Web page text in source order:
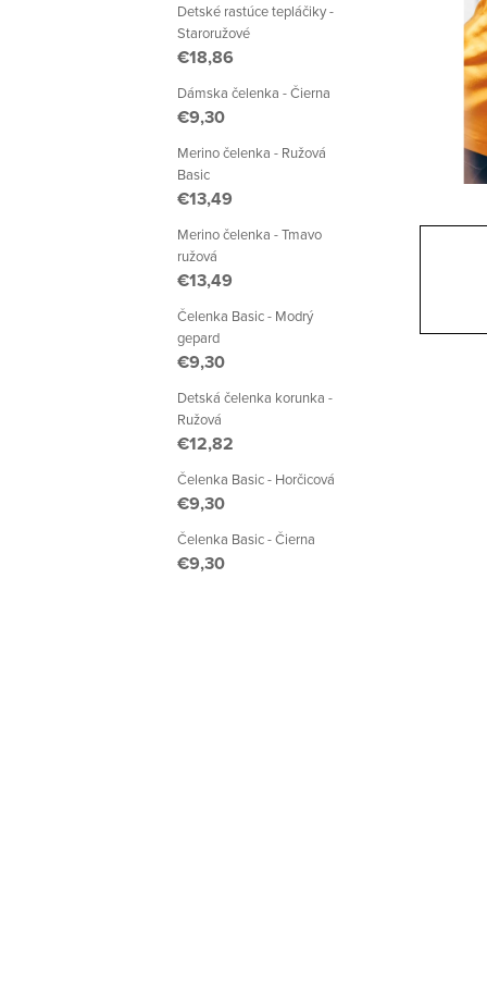
Detské rastúce tepláčiky -
Staroružové
€18,86
Dámska čelenka - Čierna
€9,30
Merino čelenka - Ružová
Basic
€13,49
Merino čelenka - Tmavo
ružová
€13,49
Čelenka Basic - Modrý
gepard
€9,30
Detská čelenka korunka -
Ružová
€12,82
Čelenka Basic - Horčicová
€9,30
Čelenka Basic - Čierna
€9,30